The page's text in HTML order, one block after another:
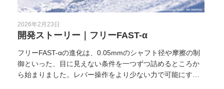
2026年2月23日
開発ストーリー｜フリーFAST-α
フリーFAST-αの進化は、0.05mmのシャフト径や摩擦の制
御といった、目に見えない条件を一つずつ詰めるところか
ら始まりました。レバー操作をより少ない力で可能にする